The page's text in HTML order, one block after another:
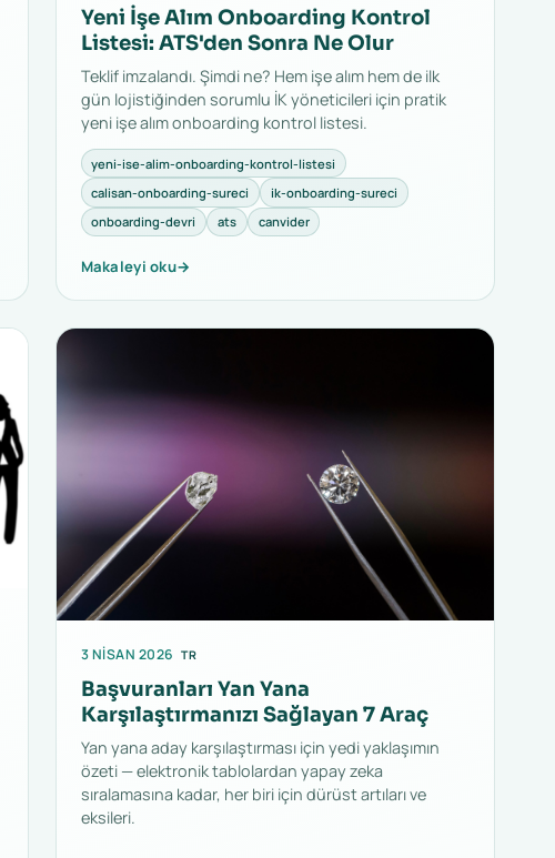
Yeni İşe Alım Onboarding Kontrol
Listesi: ATS'den Sonra Ne Olur
Teklif imzalandı. Şimdi ne? Hem işe alım hem de ilk
gün lojistiğinden sorumlu İK yöneticileri için pratik
yeni işe alım onboarding kontrol listesi.
yeni-ise-alim-onboarding-kontrol-listesi
calisan-onboarding-sureci
ik-onboarding-sureci
onboarding-devri
ats canvider
Makaleyi oku→
3 NISAN 2026 TR
Başvuranları Yan Yana
Karşılaştırmanızı Sağlayan 7 Araç
Yan yana aday karşılaştırması için yedi yaklaşımın
özeti — elektronik tablolardan yapay zeka
sıralamasına kadar, her biri için dürüst artıları ve
eksileri.